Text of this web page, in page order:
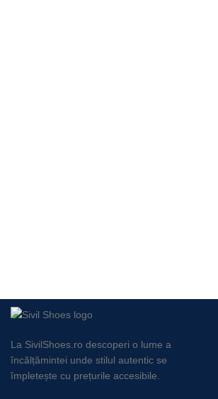
La SivilShoes.ro descoperi o lume a
încălțămintei unde stilul autentic se
împletește cu prețurile accesibile.